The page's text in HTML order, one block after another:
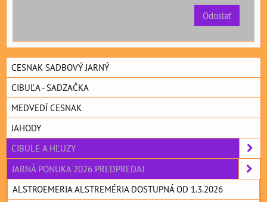
Odoslať
CESNAK SADBOVÝ JARNÝ
CIBUĽA - SADZAČKA
MEDVEDÍ CESNAK
JAHODY
CIBULE A HĽUZY
JARNÁ PONUKA 2026 PREDPREDAJ
ALSTROEMERIA ALSTREMÉRIA DOSTUPNÁ OD 1.3.2026